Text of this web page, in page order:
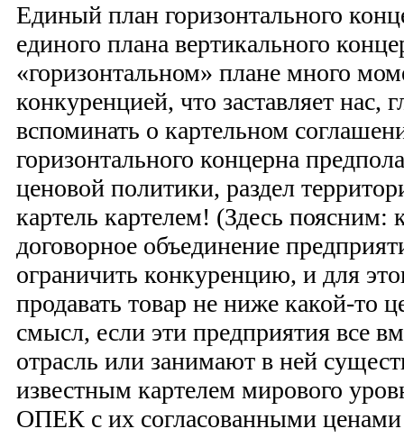
Единый план горизонтального
единого плана вертикального
«горизонтальном» плане много
конкуренцией, что заставляет нас,
вспоминать о картельном
горизонтального концерна
ценовой политики, раздел
картель картелем! (Здесь поясним:
договорное объединение
ограничить конкуренцию, и для
продавать товар не ниже какой-то
смысл, если эти предприятия все
отрасль или занимают в ней
известным картелем мирового
ОПЕК с их согласованными